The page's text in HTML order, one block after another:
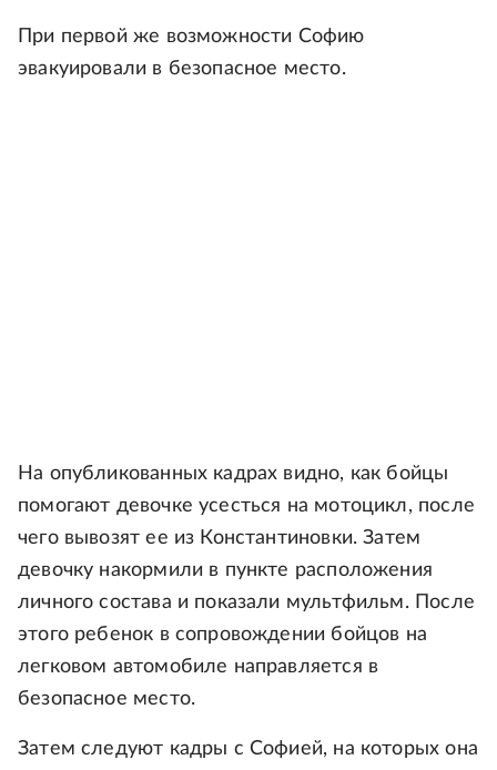
При первой же возможности Софию
эвакуировали в безопасное место.
На опубликованных кадрах видно, как бойцы
помогают девочке усесться на мотоцикл, после
чего вывозят ее из Константиновки. Затем
девочку накормили в пункте расположения
личного состава и показали мультфильм. После
этого ребенок в сопровождении бойцов на
легковом автомобиле направляется в
безопасное место.
Затем следуют кадры с Софией, на которых она